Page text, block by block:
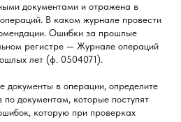
документами и отражена в
В каком журнале провести
Ошибки за прошлые
регистре — Журнале операций
лет (ф. 0504071).
документы в операции, определите
по документам, которые поступят
которую при проверках